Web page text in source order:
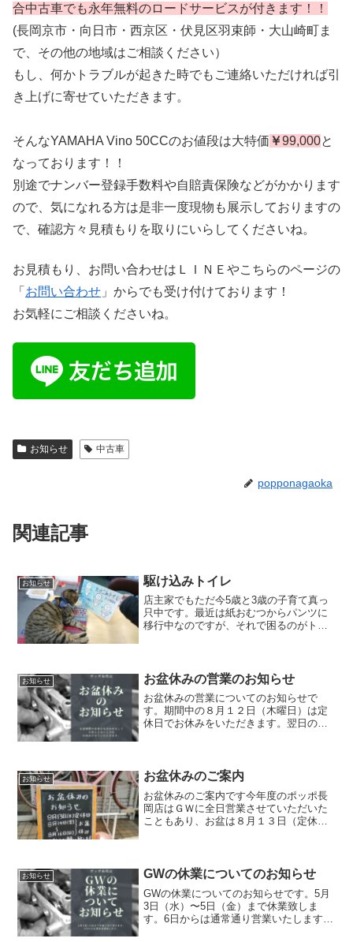
合中古車でも永年無料のロードサービスが付きます！！
(長岡京市・向日市・西京区・伏見区羽束師・大山崎町ま
で、その他の地域はご相談ください）
もし、何かトラブルが起きた時でもご連絡いただければ引
き上げに寄せていただきます。
そんなYAMAHA Vino 50CCのお値段は大特価 ￥99,000と
なっております！！
別途でナンバー登録手数料や自賠責保険などがかかります
ので、気になれる方は是非一度現物も展示しておりますの
で、確認方々見積もりを取りにいらしてくださいね。
お見積もり、お問い合わせはＬＩＮＥやこちらのページの
「 お問い合わせ 」からでも受け付けております！
お気軽にご相談くださいね。
お知らせ 中古車
popponagaoka
関連記事
お知らせ 駆け込みトイレ
店主家でもただ今5歳と3歳の子育て真っ
只中です。最近は紙おむつからパンツに
移行中なのですが、それで困るのがトイ
時、気軽に借りられ...
お知らせ お盆休みの営業のお知らせ
お盆休みの営業についてのお知らせで
す。期間中の８月１２日（木曜日）は定
休日でお休みをいただきます。翌日の８
すので、直接そちらにお問い...
お知らせ お盆休みのご案内
お盆休みのご案内です今年度のポッポ長
岡店はＧＷに全日営業させていただいた
こともあり、お盆は８月１３日（定休
ので、ご愛顧のほど宜しくお...
お知らせ GWの休業についてのお知らせ
GWの休業についてのお知らせです。5月
3日（水）〜5日（金）まで休業致しま
す。6日からは通常通り営業いたしますの